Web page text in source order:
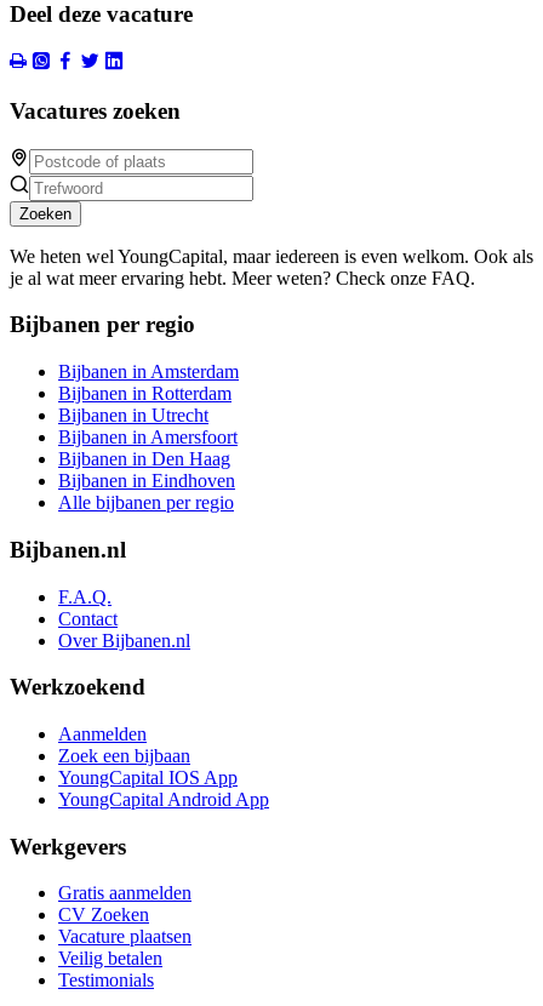
Deel deze vacature
Vacatures zoeken
Zoeken
We heten wel YoungCapital, maar iedereen is even welkom. Ook als
je al wat meer ervaring hebt. Meer weten? Check onze FAQ.
Bijbanen per regio
Bijbanen in Amsterdam
Bijbanen in Rotterdam
Bijbanen in Utrecht
Bijbanen in Amersfoort
Bijbanen in Den Haag
Bijbanen in Eindhoven
Alle bijbanen per regio
Bijbanen.nl
F.A.Q.
Contact
Over Bijbanen.nl
Werkzoekend
Aanmelden
Zoek een bijbaan
YoungCapital IOS App
YoungCapital Android App
Werkgevers
Gratis aanmelden
CV Zoeken
Vacature plaatsen
Veilig betalen
Testimonials